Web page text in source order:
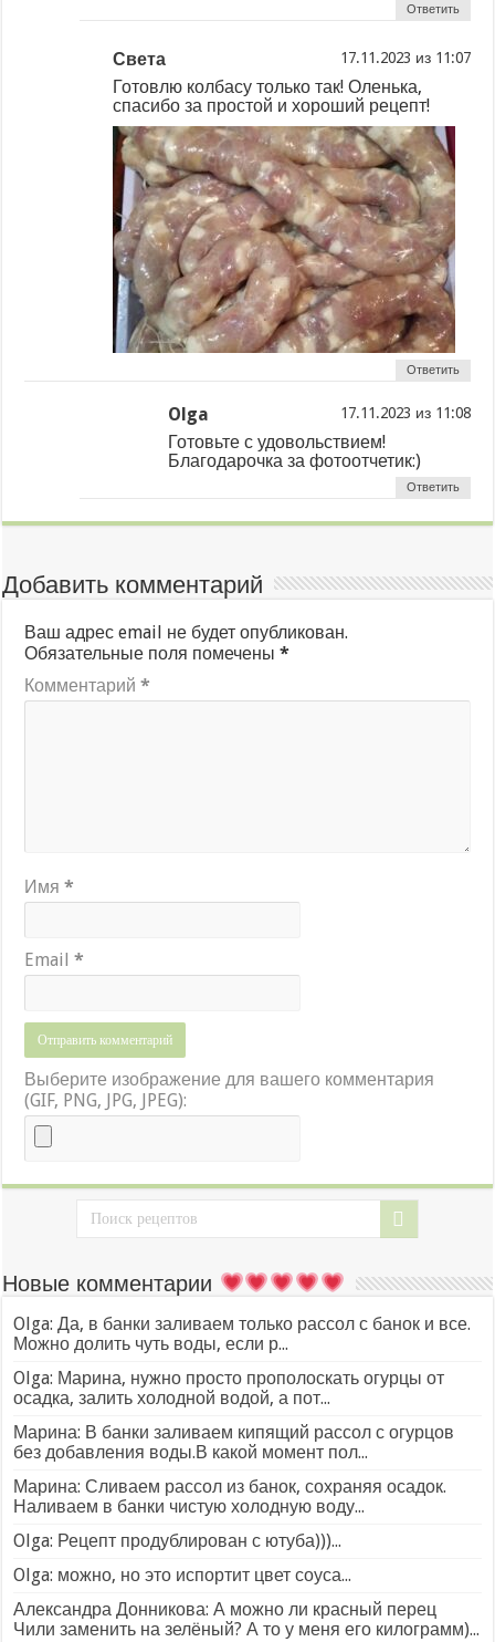
Ответить
Света из
Готовлю колбасу только так! Оленька,
спасибо за простой и хороший рецепт!
Ответить
Olga из
Готовьте с удовольствием!
Благодарочка за фотоотчетик:)
Ответить
Добавить комментарий
Ваш адрес email не будет опубликован.
Обязательные поля помечены*
Комментарий*
Имя*
Email*
Выберите изображение для вашего комментария
(GIF, PNG, JPG, JPEG):
Новые комментарии
Olga: Да, в банки заливаем только рассол с банок и все.
Можно долить чуть воды, если р...
Olga: Марина, нужно просто прополоскать огурцы от
осадка, залить холодной водой, а пот...
Марина: В банки заливаем кипящий рассол с огурцов
без добавления воды.В какой момент пол...
Марина: Сливаем рассол из банок, сохраняя осадок.
Наливаем в банки чистую холодную воду...
Olga: Рецепт продублирован с ютуба)))...
Olga: можно, но это испортит цвет соуса...
Александра Донникова: А можно ли красный перец
Чили заменить на зелёный? А то у меня его килограмм)...